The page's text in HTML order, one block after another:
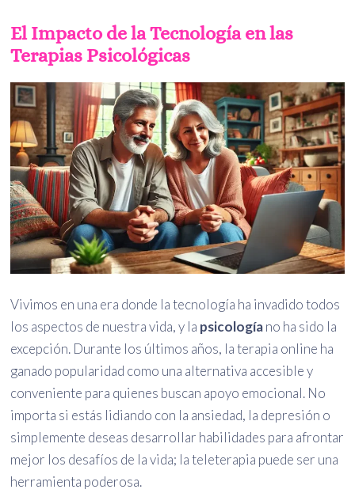
El Impacto de la Tecnología en las
Terapias Psicológicas
Vivimos en una era donde la tecnología ha invadido todos
los aspectos de nuestra vida, y la psicologíano ha sido la
excepción. Durante los últimos años, la terapia online ha
ganado popularidad como una alternativa accesible y
conveniente para quienes buscan apoyo emocional. No
importa si estás lidiando con la ansiedad, la depresión o
simplemente deseas desarrollar habilidades para afrontar
mejor los desafíos de la vida; la teleterapia puede ser una
herramienta poderosa.